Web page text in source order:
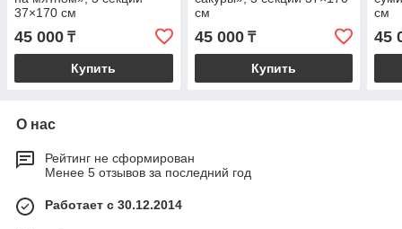
37×170 см
45 000 ₸
Купить
см
45 000₸
Купить
см
45
О нас
Рейтинг не сформирован
Менее 5 отзывов за последний год
Работает с 30.12.2014